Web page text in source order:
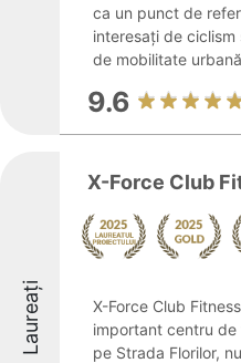
ca un punct de
interesați de
de mobilitate
9.6
Laureați
X-Force Club
X-Force Club
important centru
pe Strada Florilor,